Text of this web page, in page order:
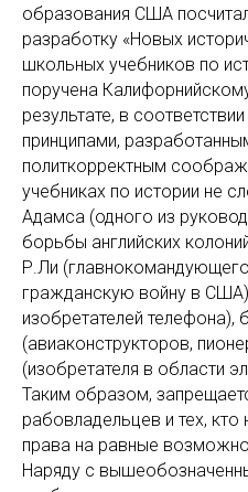
образования США
разработку «Новых
школьных учебников по
поручена
результате, в
принципами,
политкорректным
учебниках по истории не
Адамса (одного из
борьбы английских
Р.Ли
гражданскую войну в
изобретателей телефона),
(авиаконструкторов,
(изобретателя в области
Таким образом,
рабовладельцев и тех,
права на равные
Наряду с